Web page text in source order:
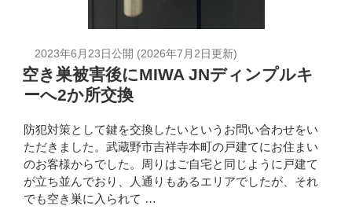
2023年6月23日公開 (2026年7月2日更新)
空き巣被害後にMIWA JNディンプルキ
ーへ2か所交換
防犯対策として鍵を交換したいというお問い合わせをい
ただきました。武蔵野市吉祥寺本町の戸建てにお住まい
のお客様からでした。周りはご自宅と同じように戸建て
が立ち並んでおり、人通りもあるエリアでしたが、それ
でも空き巣に入られて …